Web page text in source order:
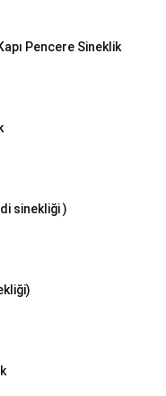
Pencere Sineklik
sinekliği )